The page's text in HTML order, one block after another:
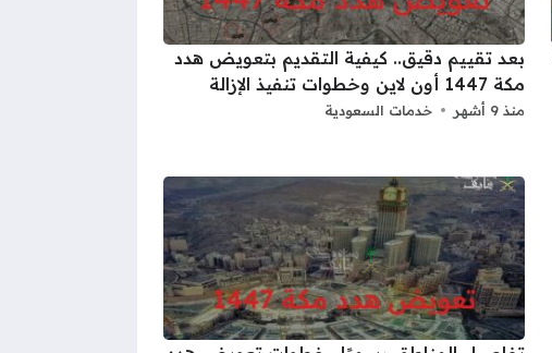
بعد تقييم دقيق.. كيفية التقديم بتعويض هدد
مكة 1447 أون لاين وخطوات تنفيذ الإزالة
منذ 9 أشهر خدمات السعودية